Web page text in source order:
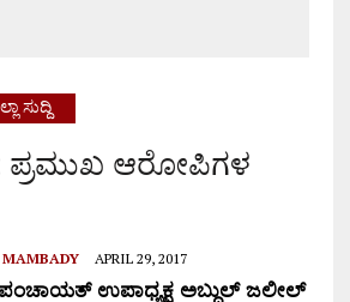
ಸುದ್ದಿ
ಪ್ರಮುಖ ಆರೋಪಿಗಳ
APRIL 29, 2017
ಉಪಾಧ್ಯಕ್ಷ ಅಬ್ದುಲ್ ಜಲೀಲ್